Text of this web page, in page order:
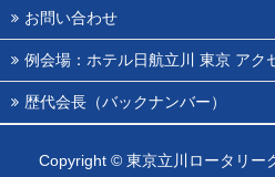
お問い合わせ
例会場：ホテル日航立川 東京 アク
歴代会長（バックナンバー）
Copyright © 東京立川ロータリー